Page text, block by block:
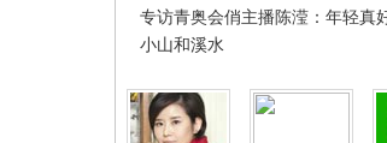
专访青奥会俏主播陈滢：年轻真
小山和溪水